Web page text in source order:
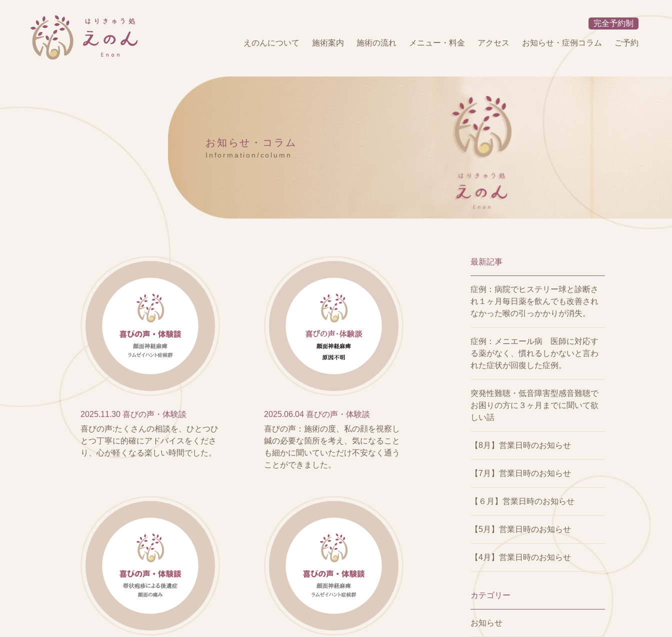
完全予約制
えのんについて 施術案内 施術の流れ メニュー・料金 アクセス お知らせ・症例コラム ご予約
お知らせ・コラム
Information/column
2025.11.30 喜びの声・体験談
喜びの声:たくさんの相談を、ひとつひ
とつ丁寧に的確にアドバイスをくださ
り、心が軽くなる楽しい時間でした。
2025.06.04 喜びの声・体験談
喜びの声：施術の度、私の顔を視察し
鍼の必要な箇所を考え、気になること
も細かに聞いていただけ不安なく通う
ことができました。
最新記事
症例：病院でヒステリー球と診断さ
れ１ヶ月毎日薬を飲んでも改善され
なかった喉の引っかかりが消失。
症例：メニエール病 医師に対応す
る薬がなく、慣れるしかないと言わ
れた症状が回復した症例。
突発性難聴・低音障害型感音難聴で
お困りの方に３ヶ月までに聞いて欲
しい話
【8月】営業日時のお知らせ
【7月】営業日時のお知らせ
【６月】営業日時のお知らせ
【5月】営業日時のお知らせ
【4月】営業日時のお知らせ
カテゴリー
お知らせ